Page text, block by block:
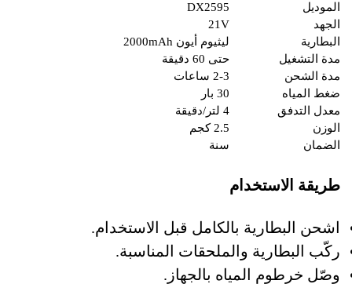
الموديل
DX2595
الجهد
21V
البطارية
ليثيوم أيون 2000mAh
مدة التشغيل
حتى 60 دقيقة
مدة الشحن
2-3 ساعات
ضغط المياه
30 بار
معدل التدفق
4 لتر/دقيقة
الوزن
2.5 كجم
الضمان
سنة
طريقة الاستخدام
اشحن البطارية بالكامل قبل الاستخدام.
ركّب البطارية والملحقات المناسبة.
وصّل خرطوم المياه بالجهاز.